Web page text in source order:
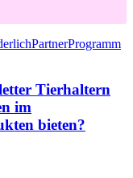
PartnerProgramm
Tierhaltern
im
bieten?